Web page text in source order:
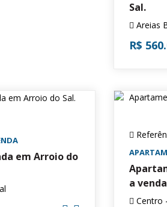
Sal.
Areias
R$
em Arroio do
a
Centro